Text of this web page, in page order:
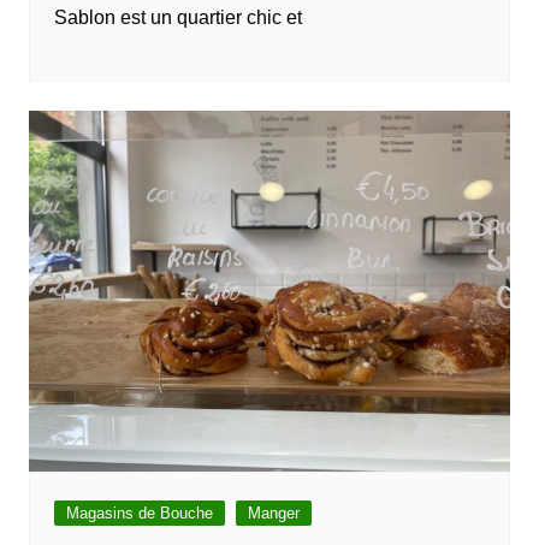
Sablon est un quartier chic et
Magasins de Bouche Manger